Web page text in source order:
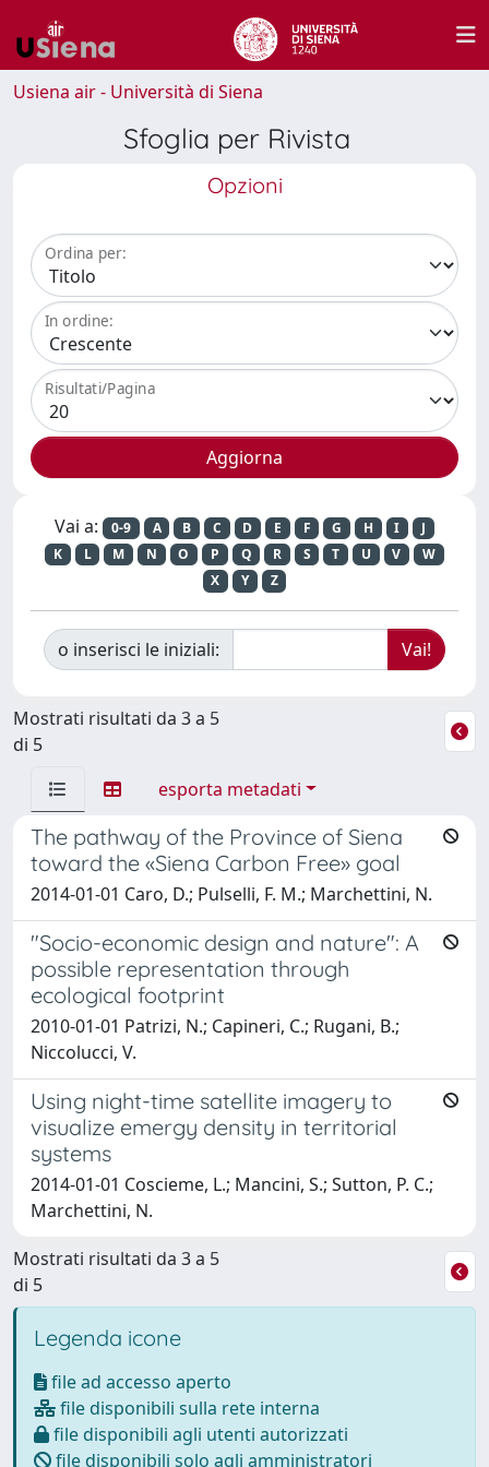
Usiena air - Università di Siena
Sfoglia per Rivista
Opzioni
Ordina per:
In ordine:
Risultati/Pagina
Vai a: 0-9 A B C D E F G H I
J
K
L M N O P Q R S T U V
W
X
Y Z
o inserisci le iniziali:
Mostrati risultati da 3 a 5
di 5
esporta metadati
The pathway of the Province of Siena
toward the «Siena Carbon Free» goal
2014-01-01 Caro, D.; Pulselli, F. M.; Marchettini, N.
"Socio-economic design and nature": A
possible representation through
ecological footprint
2010-01-01 Patrizi, N.; Capineri, C.; Rugani, B.;
Niccolucci, V.
Using night-time satellite imagery to
visualize emergy density in territorial
systems
2014-01-01 Coscieme, L.; Mancini, S.; Sutton, P. C.;
Marchettini, N.
Mostrati risultati da 3 a 5
di 5
Legenda icone
file ad accesso aperto
file disponibili sulla rete interna
file disponibili agli utenti autorizzati
file disponibili solo agli amministratori